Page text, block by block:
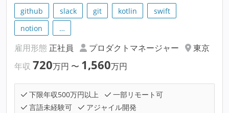
github slack git kotlin
swift
notion
…
雇用形態 正社員 プロダクトマネージャー
東京
年収 720万円 〜 1,560万円
下限年収500万円以上
一部リモート可
言語未経験可
アジャイル開発